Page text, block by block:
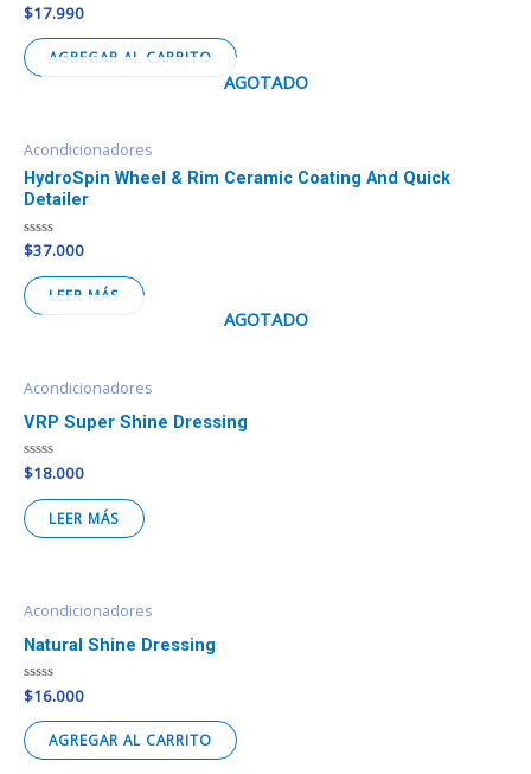
Valorado
en
0
de
5
$17.990
AGREGAR AL CARRITO
AGOTADO
Acondicionadores
HydroSpin Wheel & Rim Ceramic Coating And Quick
Detailer
Valorado
en
0
de
5
$37.000
LEER MÁS
AGOTADO
Acondicionadores
VRP Super Shine Dressing
Valorado
en
0
de
5
$18.000
LEER MÁS
Acondicionadores
Natural Shine Dressing
Valorado
en
0
de
5
$16.000
AGREGAR AL CARRITO